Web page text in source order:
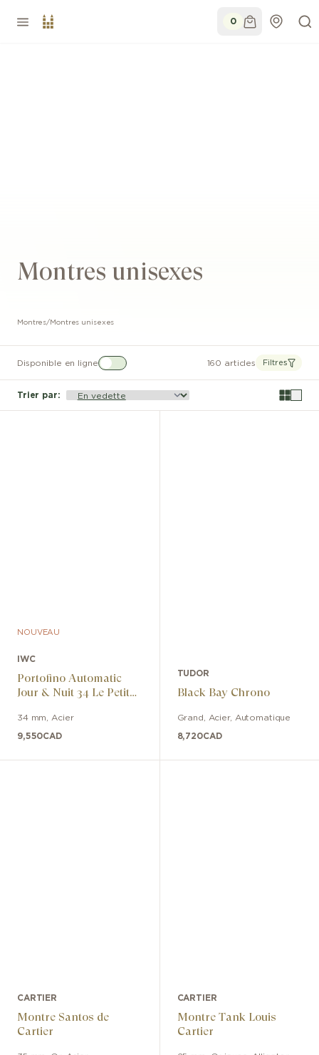
0
Montres unisexes
Montres/ Montres unisexes
Disponible en ligne 160 articles Filtres
Trier par:
NOUVEAU
IWC
Portofino Automatic
Jour & Nuit 34 Le Petit
34 mm Acier
9,550CAD
TUDOR
Black Bay Chrono
Grand Acier, Automatique
8,720CAD
CARTIER
Montre Santos de
Cartier
CARTIER
Montre Tank Louis
Cartier